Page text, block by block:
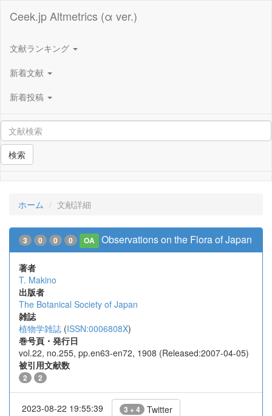
Ceek.jp Altmetrics (α ver.)
文献ランキング
新着文献
新着投稿
検索
ホーム 文献詳細
3 0 0 0 OA Observations on the Flora of Japan
著者
T. Makino
出版者
The Botanical Society of Japan
雑誌
植物学雑誌 (ISSN:0006808X)
巻号頁・発行日
vol.22, no.255, pp.en63-en72, 1908 (Released:2007-04-05)
被引用文献数
2 2
2023-08-22 19:55:39 3 + 4 Twitter